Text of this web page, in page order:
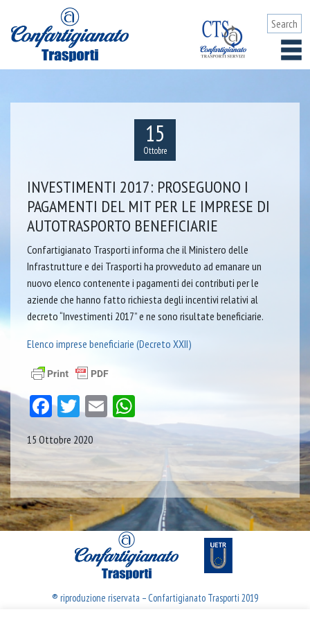
15
Ottobre
INVESTIMENTI 2017: PROSEGUONO I
PAGAMENTI DEL MIT PER LE IMPRESE DI
AUTOTRASPORTO BENEFICIARIE
Confartigianato Trasporti informa che il Ministero delle
Infrastrutture e dei Trasporti ha provveduto ad emanare un
nuovo elenco contenente i pagamenti dei contributi per le
aziende che hanno fatto richiesta degli incentivi relativi al
decreto “Investimenti 2017” e ne sono risultate beneficiarie.
Elenco imprese beneficiarie (Decreto XXII)
Facebook
Twitter
Email
15 Ottobre 2020
® riproduzione riservata – Confartigianato Trasporti 2019